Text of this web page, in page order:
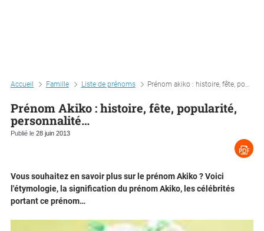
Accueil Famille Liste de prénoms Prénom akiko : histoire, fête, popularité, personnalité…
Prénom Akiko : histoire, fête, popularité,
personnalité…
Publié le 28 juin 2013
Vous souhaitez en savoir plus sur le prénom Akiko ? Voici
l'étymologie, la signification du prénom Akiko, les célébrités
portant ce prénom…